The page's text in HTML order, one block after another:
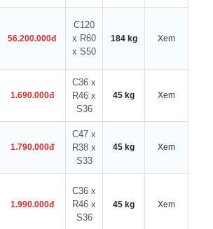
56.200.000đ
C120
x R60
x S50
184 kg Xem
1.690.000đ
C36 x
R46 x
S36
45 kg Xem
1.790.000đ
C47 x
R38 x
S33
45 kg Xem
1.990.000đ
C36 x
R46 x
S36
45 kg Xem